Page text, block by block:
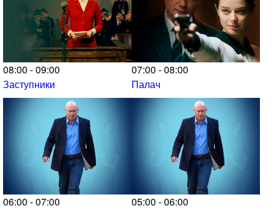
08:00 - 09:00
Заступники
07:00 - 08:00
Палач
06:00 - 07:00
05:00 - 06:00